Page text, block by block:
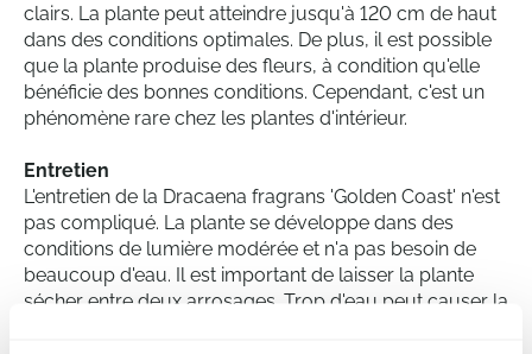
clairs. La plante peut atteindre jusqu'à 120 cm de haut
dans des conditions optimales. De plus, il est possible
que la plante produise des fleurs, à condition qu'elle
bénéficie des bonnes conditions. Cependant, c'est un
phénomène rare chez les plantes d'intérieur.
Entretien
L'entretien de la Dracaena fragrans 'Golden Coast' n'est
pas compliqué. La plante se développe dans des
conditions de lumière modérée et n'a pas besoin de
beaucoup d'eau. Il est important de laisser la plante
sécher entre deux arrosages. Trop d'eau peut causer la